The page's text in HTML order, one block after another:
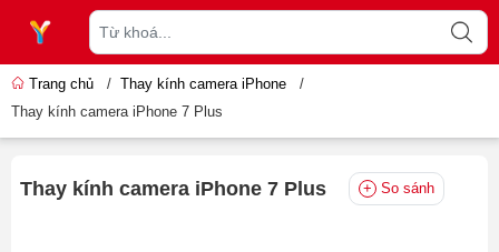
Trang chủ / Thay kính camera iPhone
/
Thay kính camera iPhone 7 Plus
Thay kính camera iPhone 7 Plus So sánh